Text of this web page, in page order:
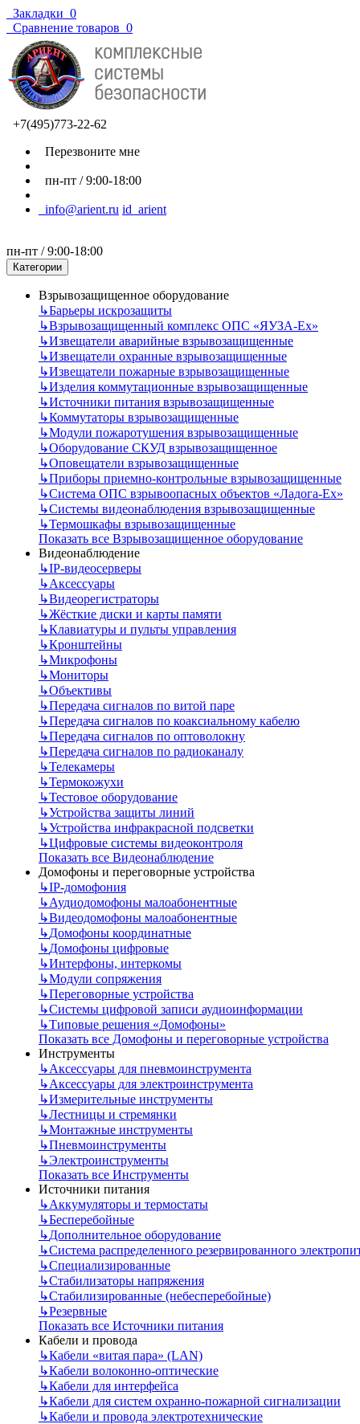
Закладки 0
Сравнение товаров 0
+7(495)773-22-62
Перезвоните мне
пн-пт / 9:00-18:00
info@arient.ru id_arient
пн-пт / 9:00-18:00
Категории
Взрывозащищенное оборудование
↳Барьеры искрозащиты
↳Взрывозащищенный комплекс ОПС «ЯУЗА-Ех»
↳Извещатели аварийные взрывозащищенные
↳Извещатели охранные взрывозащищенные
↳Извещатели пожарные взрывозащищенные
↳Изделия коммутационные взрывозащищенные
↳Источники питания взрывозащищенные
↳Коммутаторы взрывозащищенные
↳Модули пожаротушения взрывозащищенные
↳Оборудование СКУД взрывозащищенное
↳Оповещатели взрывозащищенные
↳Приборы приемно-контрольные взрывозащищенные
↳Система ОПС взрывоопасных объектов «Ладога-Ex»
↳Системы видеонаблюдения взрывозащищенные
↳Термошкафы взрывозащищенные
Показать все Взрывозащищенное оборудование
Видеонаблюдение
↳IP-видеосерверы
↳Аксессуары
↳Видеорегистраторы
↳Жёсткие диски и карты памяти
↳Клавиатуры и пульты управления
↳Кронштейны
↳Микрофоны
↳Мониторы
↳Объективы
↳Передача сигналов по витой паре
↳Передача сигналов по коаксиальному кабелю
↳Передача сигналов по оптоволокну
↳Передача сигналов по радиоканалу
↳Телекамеры
↳Термокожухи
↳Тестовое оборудование
↳Устройства защиты линий
↳Устройства инфракрасной подсветки
↳Цифровые системы видеоконтроля
Показать все Видеонаблюдение
Домофоны и переговорные устройства
↳IP-домофония
↳Аудиодомофоны малоабонентные
↳Видеодомофоны малоабонентные
↳Домофоны координатные
↳Домофоны цифровые
↳Интерфоны, интеркомы
↳Модули сопряжения
↳Переговорные устройства
↳Системы цифровой записи аудиоинформации
↳Типовые решения «Домофоны»
Показать все Домофоны и переговорные устройства
Инструменты
↳Аксессуары для пневмоинструмента
↳Аксессуары для электроинструмента
↳Измерительные инструменты
↳Лестницы и стремянки
↳Монтажные инструменты
↳Пневмоинструменты
↳Электроинструменты
Показать все Инструменты
Источники питания
↳Аккумуляторы и термостаты
↳Бесперебойные
↳Дополнительное оборудование
↳Система распределенного резервированного
↳Специализированные
↳Стабилизаторы напряжения
↳Стабилизированные (небесперебойные)
↳Резервные
Показать все Источники питания
Кабели и провода
↳Кабели «витая пара» (LAN)
↳Кабели волоконно-оптические
↳Кабели для интерфейса
↳Кабели для систем охранно-пожарной сигнализации
↳Кабели и провода электротехнические